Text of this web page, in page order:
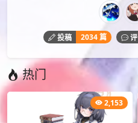
投稿 2034 篇 评
热门
2,153